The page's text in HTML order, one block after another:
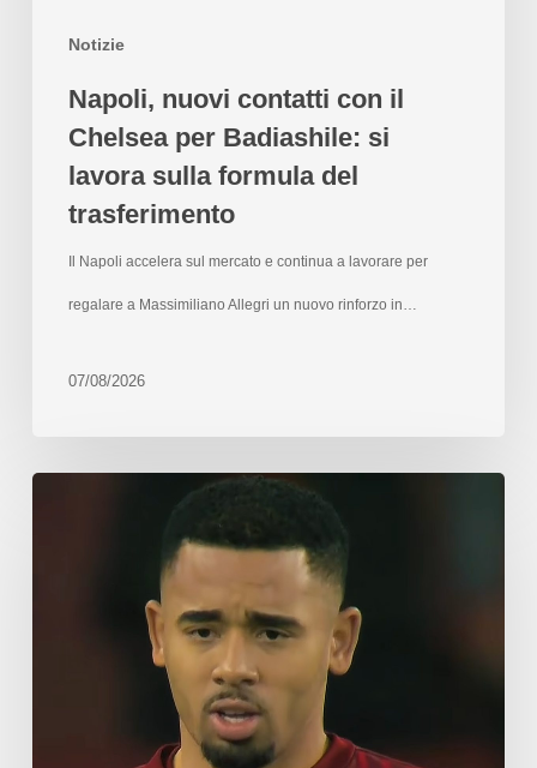
Notizie
Napoli, nuovi contatti con il
Chelsea per Badiashile: si
lavora sulla formula del
trasferimento
Il Napoli accelera sul mercato e continua a lavorare per
regalare a Massimiliano Allegri un nuovo rinforzo in…
07/08/2026